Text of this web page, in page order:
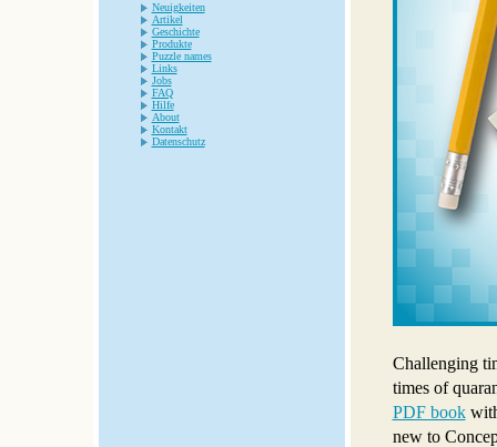
Neuigkeiten
Artikel
Geschichte
Produkte
Puzzle names
Links
Jobs
FAQ
Hilfe
About
Kontakt
Datenschutz
Challenging
times of
PDF book
new to